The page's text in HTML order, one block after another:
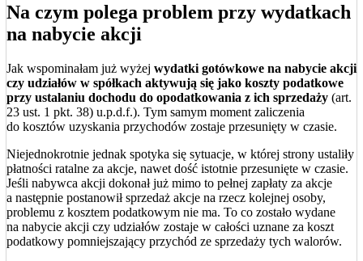
Na czym polega problem przy wydatkach
na nabycie akcji
Jak wspominałam już wyżej wydatki gotówkowe na nabycie akcji
czy udziałów w spółkach aktywują się jako koszty podatkowe
przy ustalaniu dochodu do opodatkowania z ich sprzedaży (art.
23 ust. 1 pkt. 38) u.p.d.f.). Tym samym moment zaliczenia
do kosztów uzyskania przychodów zostaje przesunięty w czasie.
Niejednokrotnie jednak spotyka się sytuacje, w której strony ustaliły
płatności ratalne za akcje, nawet dość istotnie przesunięte w czasie.
Jeśli nabywca akcji dokonał już mimo to pełnej zapłaty za akcje
a następnie postanowił sprzedaż akcje na rzecz kolejnej osoby,
problemu z kosztem podatkowym nie ma. To co zostało wydane
na nabycie akcji czy udziałów zostaje w całości uznane za koszt
podatkowy pomniejszający przychód ze sprzedaży tych walorów.